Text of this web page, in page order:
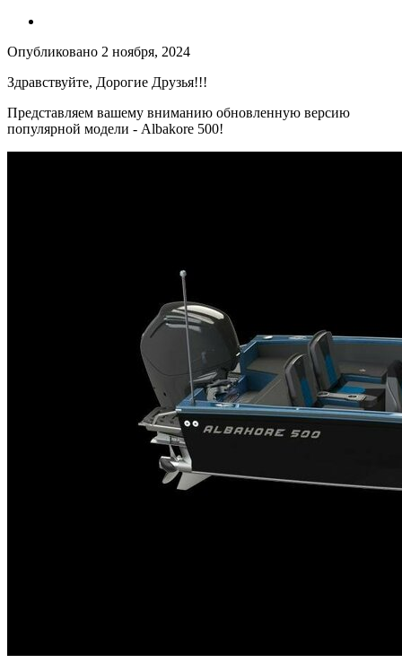
Опубликовано 2 ноября, 2024
Здравствуйте, Дорогие Друзья!!!
Представляем вашему вниманию обновленную версию
популярной модели - Albakore 500!